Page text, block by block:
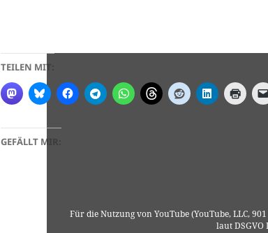
Für die Nutzung von YouTube (YouTube, LLC,
laut
TEILEN MIT:
GEFÄLLT MIR: